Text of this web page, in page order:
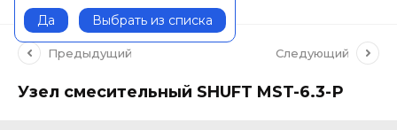
Да Выбрать из списка
Предыдущий Следующий
Узел смесительный SHUFT MST-6.3-Р